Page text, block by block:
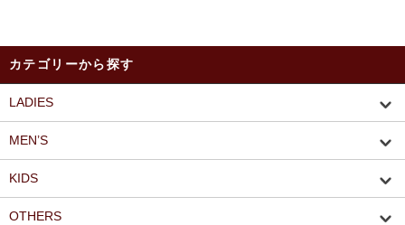
カテゴリーから探す
LADIES
MEN’S
KIDS
OTHERS